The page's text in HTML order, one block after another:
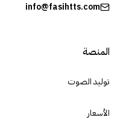
info@fasihtts.com
المنصة
توليد الصوت
الأسعار